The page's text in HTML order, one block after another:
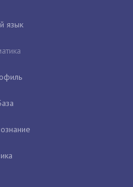
язык